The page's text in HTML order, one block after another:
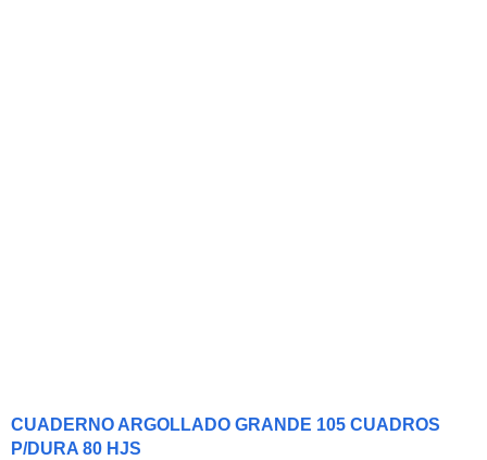
CUADERNO ARGOLLADO GRANDE 105 CUADROS
P/DURA 80 HJS